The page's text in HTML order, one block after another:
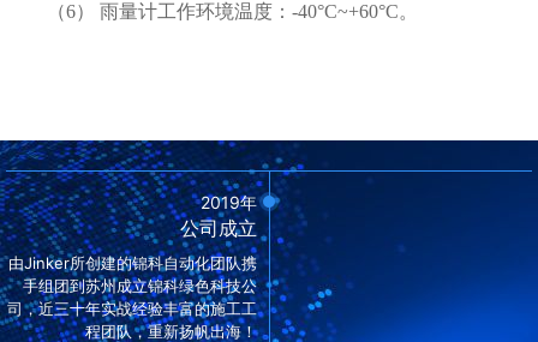
（6） 雨量计工作环境温度： -40°C~+60°C。
2019年
公司成立
由Jinker所创建的锦科自动化团队携
手组团到苏州成立锦科绿色科技公
司，近三十年实战经验丰富的施工工
程团队，重新扬帆出海！